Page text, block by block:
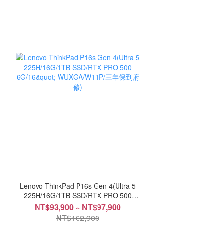
Lenovo ThinkPad P16s Gen 4(Ultra 5
225H/16G/1TB SSD/RTX PRO 500
6G/16" WUXGA/W11P/三年保到府修)
NT$93,900 ~ NT$97,900
NT$102,900